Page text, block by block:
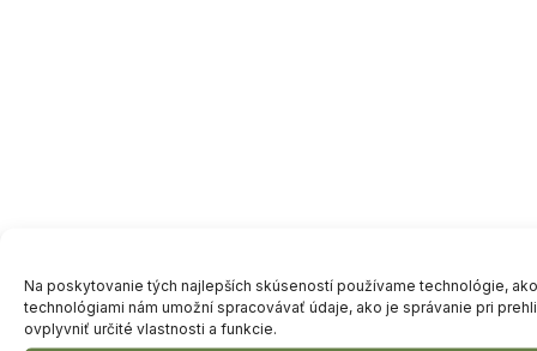
Na poskytovanie tých najlepších skúseností používame technológie,
technológiami nám umožní spracovávať údaje, ako je správanie pri
ovplyvniť určité vlastnosti a funkcie.